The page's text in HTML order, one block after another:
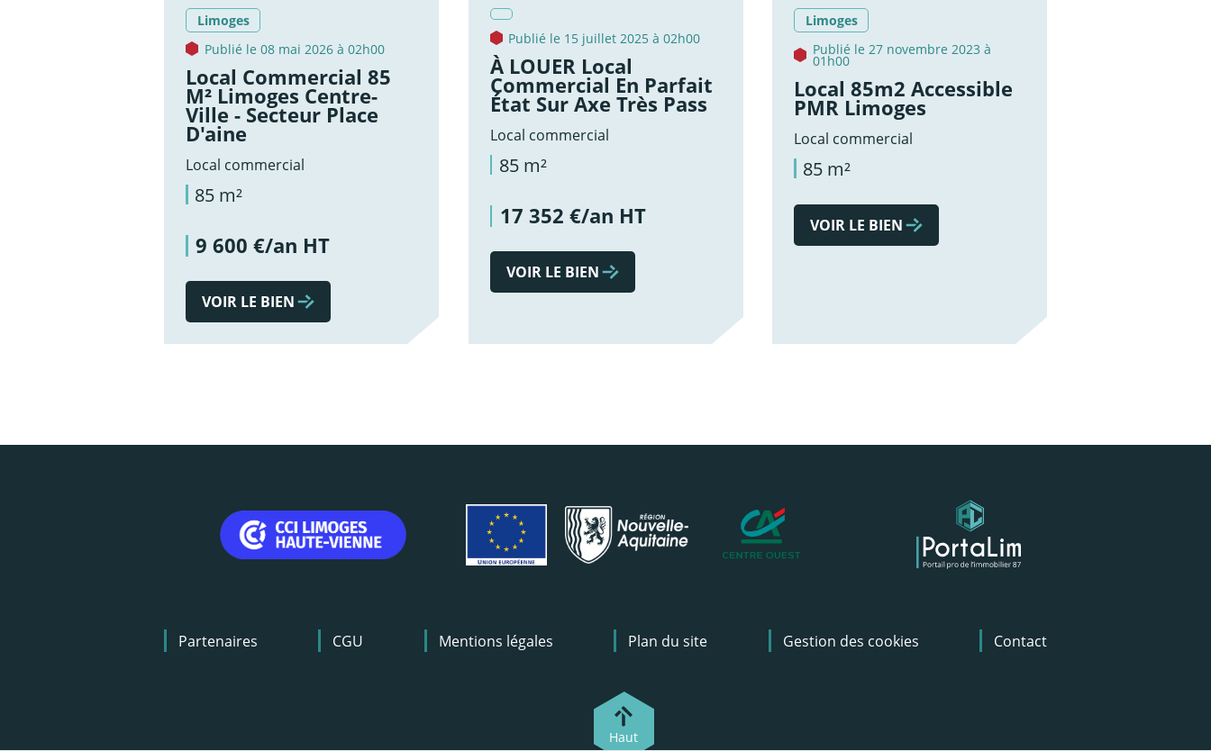
Limoges
Publié le 08 mai 2026 à 02h00
Local Commercial 85
M² Limoges Centre-
Ville - Secteur Place
D'aine
Local commercial
85 m²
9 600 €/an HT
VOIR LE BIEN
Publié le 15 juillet 2025 à 02h00
À LOUER Local
Commercial En Parfait
État Sur Axe Très Pass
Local commercial
85 m²
17 352 €/an HT
VOIR LE BIEN
Limoges
Publié le 27 novembre 2023 à
01h00
Local 85m2 Accessible
PMR Limoges
Local commercial
85 m²
VOIR LE BIEN
Menu
Partenaires CGU Mentions légales Plan du site Gestion des cookies Contact
Haut